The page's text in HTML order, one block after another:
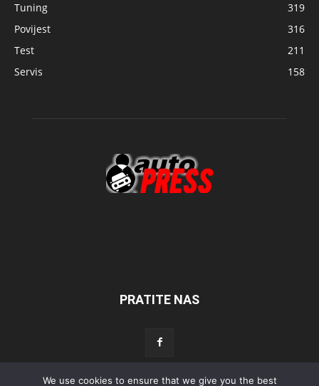
Tuning
319
Povijest
316
Test
211
Servis
158
PRATITE NAS
We use cookies to ensure that we give you the best